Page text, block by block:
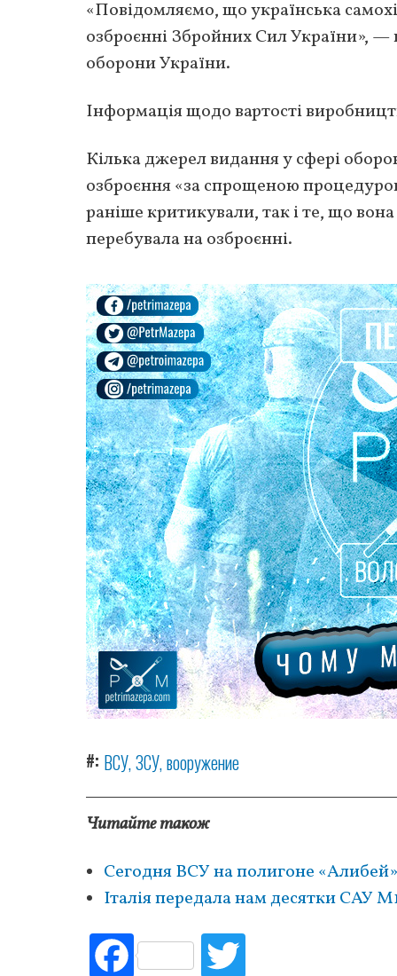
«Повідомляємо, що українська
озброєнні Збройних Сил України», —
оборони України.
Інформація щодо вартості
Кілька джерел видання у сфері
озброєння «за спрощеною
раніше критикували, так і те, що
перебувала на озброєнні.
# ВСУ ЗСУ вооружение
Читайте також
Сегодня ВСУ на полигоне
Італія передала нам десятки САУ
Fac